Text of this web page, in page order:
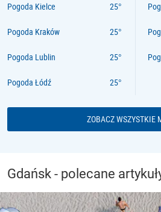
Pogoda Kielce
Pogoda Kraków
Pogoda Lublin
Pogoda Łódź
ZOBACZ WSZYSTKIE
Gdańsk - polecane